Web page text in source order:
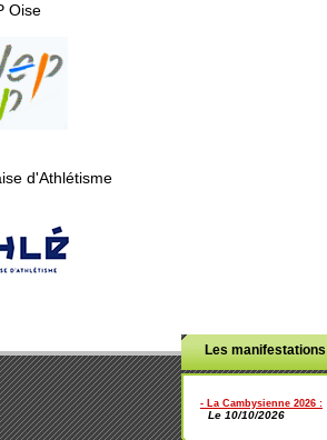
Oise
d'Athlétisme
Les manifestations
- La Cambysienne 2026 :
Le 10/10/2026